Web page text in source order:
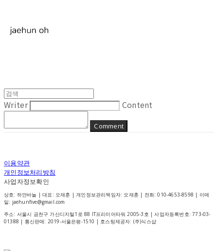
Writer Content
Comment
이용약관
개인정보처리방침
사업자정보확인
상호: 하얀바늘 | 대표: 오재훈 | 개인정보관리책임자: 오재훈 | 전화: 010-4653-8598 | 이메
일: jaehunfive@gmail.com
주소: 서울시 금천구 가산디지털1로 88 IT프리미어타워 2005-3호 | 사업자등록번호:773-03-
01388 | 통신판매: 2019-서울은평-1510 | 호스팅제공자: (주)식스샵